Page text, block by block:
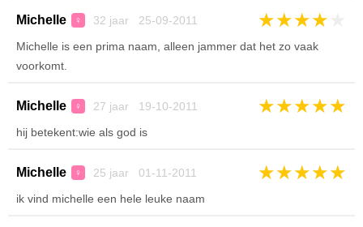
Michelle ♀ 32 jaar 25-09-2011 ★★★★
Michelle is een prima naam, alleen jammer dat het zo vaak
voorkomt.
Michelle ♀ 27 jaar 19-10-2011 ★★★★★
hij betekent:wie als god is
Michelle ♀ 25 jaar 01-11-2011 ★★★★★
ik vind michelle een hele leuke naam